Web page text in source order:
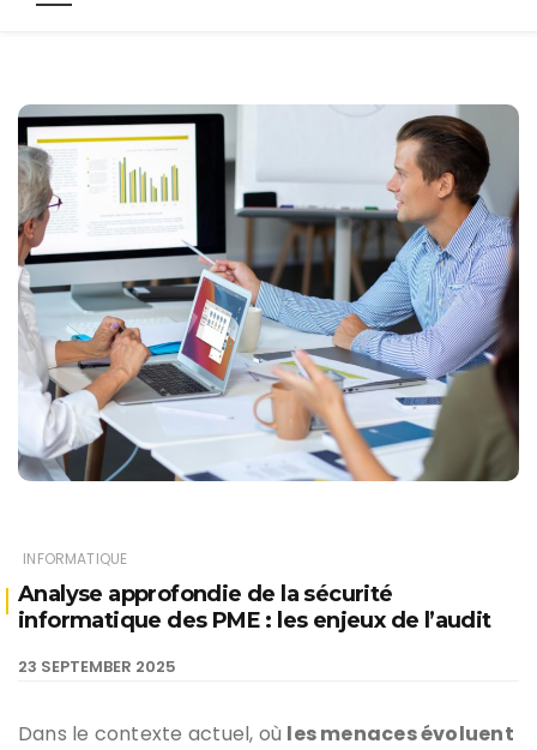
INFORMATIQUE
Analyse approfondie de la sécurité
informatique des PME : les enjeux de l’audit
23 SEPTEMBER 2025
Dans le contexte actuel, où les menaces évoluent